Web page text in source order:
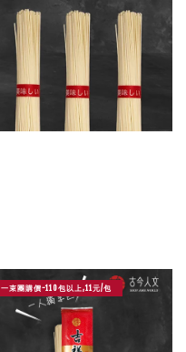
一束團購價-110包以上,11元/包